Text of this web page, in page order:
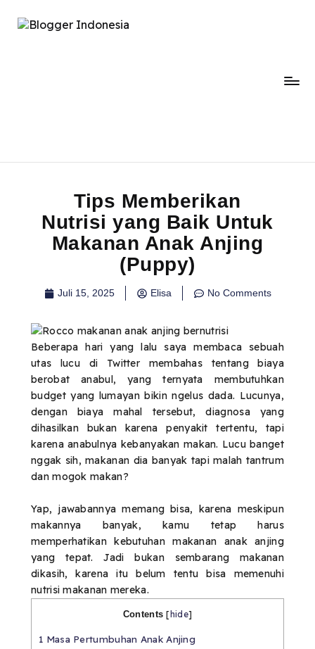
Tips Memberikan
Nutrisi yang Baik Untuk
Makanan Anak Anjing
(Puppy)
Juli 15, 2025 Elisa No Comments
Beberapa hari yang lalu saya membaca sebuah
utas lucu di Twitter membahas tentang biaya
berobat anabul, yang ternyata membutuhkan
budget yang lumayan bikin ngelus dada. Lucunya,
dengan biaya mahal tersebut, diagnosa yang
dihasilkan bukan karena penyakit tertentu, tapi
karena anabulnya kebanyakan makan. Lucu banget
nggak sih, makanan dia banyak tapi malah tantrum
dan mogok makan?
Yap, jawabannya memang bisa, karena meskipun
makannya banyak, kamu tetap harus
memperhatikan kebutuhan makanan anak anjing
yang tepat. Jadi bukan sembarang makanan
dikasih, karena itu belum tentu bisa memenuhi
nutrisi makanan mereka.
Contents [ hide]
1 Masa Pertumbuhan Anak Anjing